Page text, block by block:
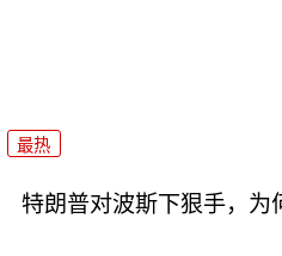
最热
特朗普对波斯下狠手，为